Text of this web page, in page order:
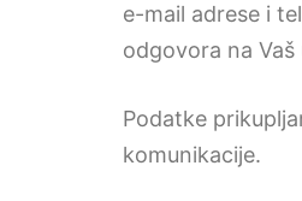
e-mail adrese i
odgovora na
Podatke
komunikacije.